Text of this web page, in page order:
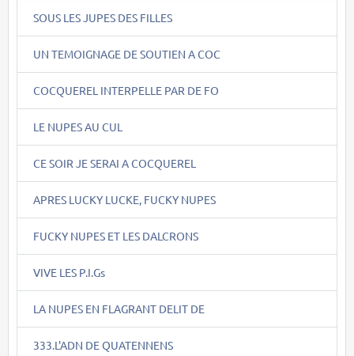
SOUS LES JUPES DES FILLES
UN TEMOIGNAGE DE SOUTIEN A COC
COCQUEREL INTERPELLE PAR DE FO
LE NUPES AU CUL
CE SOIR JE SERAI A COCQUEREL
APRES LUCKY LUCKE, FUCKY NUPES
FUCKY NUPES ET LES DALCRONS
VIVE LES P.I.Gs
LA NUPES EN FLAGRANT DELIT DE
333.L'ADN DE QUATENNENS